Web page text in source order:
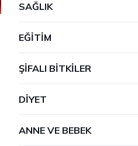
SAĞLIK
EĞITIM
ŞIFALI BITKILER
DIYET
ANNE VE BEBEK